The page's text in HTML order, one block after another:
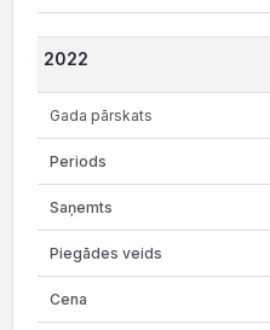
2022
Gada pārskats